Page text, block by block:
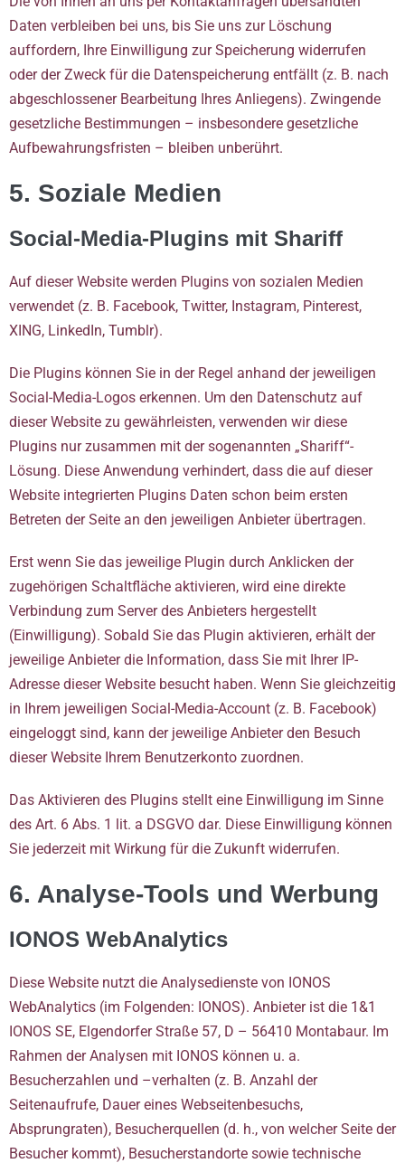
Daten verbleiben bei uns, bis Sie uns zur Löschung
auffordern, Ihre Einwilligung zur Speicherung widerrufen
oder der Zweck für die Datenspeicherung entfällt (z. B. nach
abgeschlossener Bearbeitung Ihres Anliegens). Zwingende
gesetzliche Bestimmungen – insbesondere gesetzliche
Aufbewahrungsfristen – bleiben unberührt.
5. Soziale Medien
Social-Media-Plugins mit Shariff
Auf dieser Website werden Plugins von sozialen Medien
verwendet (z. B. Facebook, Twitter, Instagram, Pinterest,
XING, LinkedIn, Tumblr).
Die Plugins können Sie in der Regel anhand der jeweiligen
Social-Media-Logos erkennen. Um den Datenschutz auf
dieser Website zu gewährleisten, verwenden wir diese
Plugins nur zusammen mit der sogenannten „Shariff“-
Lösung. Diese Anwendung verhindert, dass die auf dieser
Website integrierten Plugins Daten schon beim ersten
Betreten der Seite an den jeweiligen Anbieter übertragen.
Erst wenn Sie das jeweilige Plugin durch Anklicken der
zugehörigen Schaltfläche aktivieren, wird eine direkte
Verbindung zum Server des Anbieters hergestellt
(Einwilligung). Sobald Sie das Plugin aktivieren, erhält der
jeweilige Anbieter die Information, dass Sie mit Ihrer IP-
Adresse dieser Website besucht haben. Wenn Sie gleichzeitig
in Ihrem jeweiligen Social-Media-Account (z. B. Facebook)
eingeloggt sind, kann der jeweilige Anbieter den Besuch
dieser Website Ihrem Benutzerkonto zuordnen.
Das Aktivieren des Plugins stellt eine Einwilligung im Sinne
des Art. 6 Abs. 1 lit. a DSGVO dar. Diese Einwilligung können
Sie jederzeit mit Wirkung für die Zukunft widerrufen.
6. Analyse-Tools und Werbung
IONOS WebAnalytics
Diese Website nutzt die Analysedienste von IONOS
WebAnalytics (im Folgenden: IONOS). Anbieter ist die 1&1
IONOS SE, Elgendorfer Straße 57, D – 56410 Montabaur. Im
Rahmen der Analysen mit IONOS können u. a.
Besucherzahlen und –verhalten (z. B. Anzahl der
Seitenaufrufe, Dauer eines Webseitenbesuchs,
Absprungraten), Besucherquellen (d. h., von welcher Seite der
Besucher kommt), Besucherstandorte sowie technische